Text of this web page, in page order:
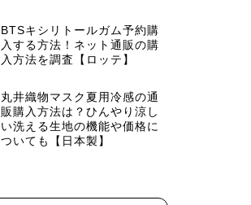
BTSキシリトールガム予約購
入する方法！ネット通販の購
入方法を調査【ロッテ】
丸井織物マスク夏用冷感の通
販購入方法は？ひんやり涼し
い洗える生地の機能や価格に
ついても【日本製】